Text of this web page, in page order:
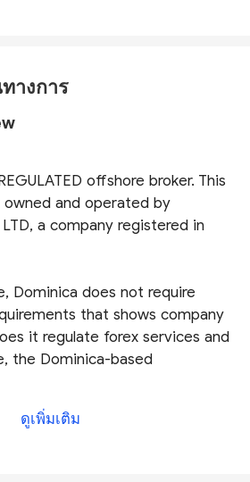
างการ
offshore broker. This
and operated by
a company registered in
Dominica does not require
that shows company
it regulate forex services and
the Dominica-based
to strict laws and principles of
in a certain risk to deal with
investing in offshore brokers will
ดูเพิ่มเติม